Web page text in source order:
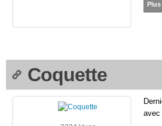
Plus
Coquette
avec